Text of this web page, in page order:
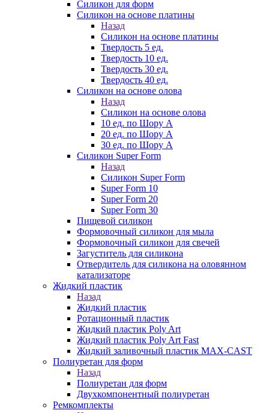
Силикон для форм
Силикон на основе платины
Назад
Силикон на основе платины
Твердость 5 ед.
Твердость 10 ед.
Твердость 30 ед.
Твердость 40 ед.
Силикон на основе олова
Назад
Силикон на основе олова
10 ед. по Шору А
20 ед. по Шору А
30 ед. по Шору А
Силикон Super Form
Назад
Силикон Super Form
Super Form 10
Super Form 20
Super Form 30
Пищевой силикон
Формовочный силикон для мыла
Формовочный силикон для свечей
Загуститель для силикона
Отвердитель для силикона на оловянном
катализаторе
Жидкий пластик
Назад
Жидкий пластик
Ротационный пластик
Жидкий пластик Poly Art
Жидкий пластик Poly Art Fast
Жидкий заливочный пластик MAX-CAST
Полиуретан для форм
Назад
Полиуретан для форм
Двухкомпонентный полиуретан
Ремкомплекты